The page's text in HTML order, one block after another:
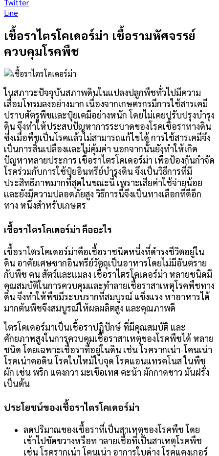
Twitter
Line
เชื้อราไตรโคเดอร์ม่า เชื้อรามหัศจรรย์
ควบคุมโรคพืช
ในสภาวะปัจจุบันสภาพดินในแปลงปลูกพืชทั่วไปมีความ
เสื่อมโทรมลงอย่างมาก เนื่องจากเกษตรกรมีการใช้สารเคมี
ปราบศัตรูพืชและปุ๋ยเคมีอย่างหนัก โดยไม่เคยปรับปรุงบำรุง
ดิน จึงทำให้ประสบปัญหาการระบาดของโรคเชื้อราทางดิน
ซึ่งเมื่อพืชเป็นโรคแล้วไม่สามารถแก้ไขได้ การใช้สารเคมีจึง
เป็นการสิ้นเปลืองและไม่คุ้มค่า นอกจากนั้นยังทำให้เกิด
ปัญหาหลายประการ เชื้อราไตรโคเดอร์ม่า เพื่อป้องกันกำจัด
โรคร่วมกับการใช้ปุ๋ยอินทรีย์บำรุงดิน จึงเป็นวิธีการที่มี
ประสิทธิภาพมากที่สุดในขณะนี้ เพราะเสียค่าใช้จ่ายน้อย
และยังมีความปลอดภัยสูง วิธีการนี้จึงเป็นทางเลือกที่ดีอีก
ทาง หนึ่งสำหรับเกษตร
เชื้อราไตรโคเดอร์ม่า คืออะไร
เชื้อราไตรโคเดอร์ม่าคือเชื้อราชนิดหนึ่งที่ดำรงชีวิตอยู่ใน
ดิน อาศัยเศษซากอินทรีย์วัตถุเป็นอาหารโดยไม่มีอันตราย
กับพืช คน สัตว์และแมลง เชื้อราไตรโคเดอร์ม่า หลายชนิดมี
คุณสมบัติในการควบคุมและทำลายเชื้อราสาเหตุโรคพืชทาง
ดิน จึงทำให้พืชมีระบบรากที่สมบูรณ์ แข็งแรง หาอาหารได้
มากต้นพืชจึงสมบูรณ์ให้ผลผลิตสูง และคุณภาพดี
ไตรโคเดอร์มาเป็นเชื้อราปฏิปักษ์ ที่มีคุณสมบัติ และ
ศักยภาพสูงในการควบคุมเชื้อราสาเหตุของโรคพืชได้ หลาย
ชนิด โดยเฉพาะเชื้อราที่อยู่ในดิน เช่น โรครากเน่า-โคนเน่า
โรคเน่าคอดิน โรคใบไหม้ใบจุด โรคแอนแทรคโนส ในพืช
ผัก เช่น พริก แตงกวา มะเขือเทศ คะน้า ผักกาดขาว มันฝรั่ง
เป็นต้น
ประโยชน์ของเชื้อราไตรโคเดอร์ม่า
ลดปริมาณของเชื้อราที่เป็นสาเหตุของโรคพืช โดย
เข้าไปขัดขวางหรือท าลายเชื้อที่เป็นสาเหตุโรคพืช
เช่น โรครากเน่า โคนเน่า อาการใบด่าง โรคแคงเกอร์